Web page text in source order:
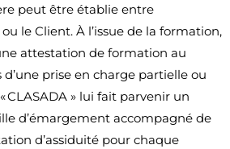
peut être établie entre
ou le Client. À l’issue de la formation,
attestation de formation au
d’une prise en charge partielle ou
CLASADA » lui fait parvenir un
d’émargement accompagné de
d’assiduité pour chaque